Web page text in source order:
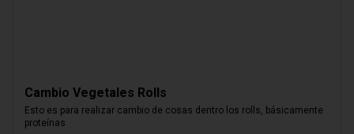
Cambio Vegetales Rolls
Esto es para realizar cambio de cosas dentro los rolls, básicamente
proteínas